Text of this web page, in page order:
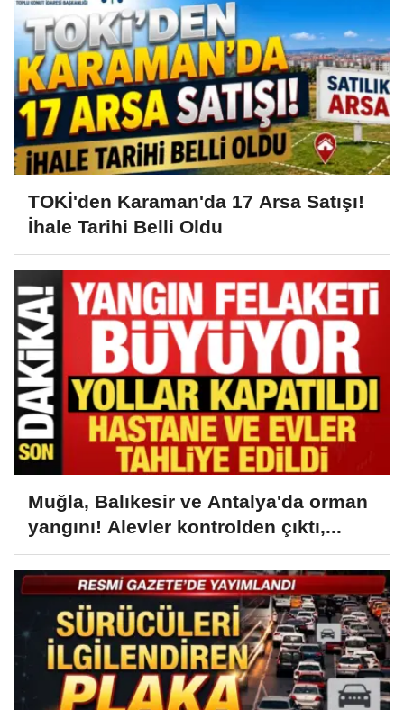
TOKİ'den Karaman'da 17 Arsa Satışı!
İhale Tarihi Belli Oldu
Muğla, Balıkesir ve Antalya'da orman
yangını! Alevler kontrolden çıktı,...